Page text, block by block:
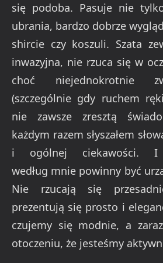
się podoba. Pasuje nie
ubrania, bardzo dobrze
shircie czy koszuli. Szata
inwazyjna, nie rzuca się w
choć niejednokrotnie
(szczególnie gdy ruchem
nie zawsze zresztą
każdym razem słyszałem
i ogólnej ciekawości. I
według mnie powinny być
Nie rzucają się
prezentują się prosto i
czujemy się modnie, a
otoczeniu, że jesteśmy